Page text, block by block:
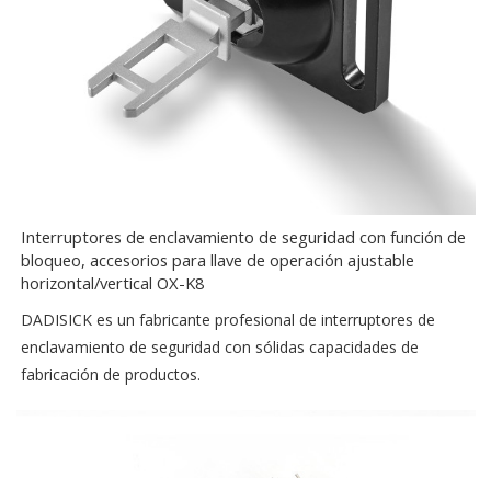
Interruptores de enclavamiento de seguridad con función de
bloqueo, accesorios para llave de operación ajustable
horizontal/vertical OX-K8
DADISICK es un fabricante profesional de interruptores de
enclavamiento de seguridad con sólidas capacidades de
fabricación de productos.